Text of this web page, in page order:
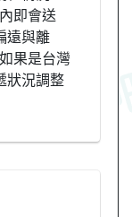
即會送
遠與離
果是台灣
狀況調整